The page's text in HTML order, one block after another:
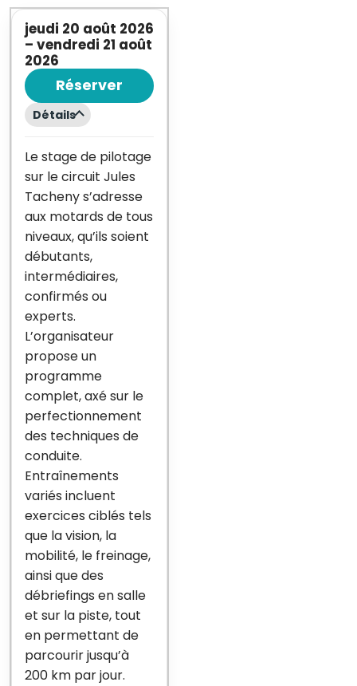
jeudi 20 août 2026
– vendredi 21 août
2026
Réserver
Détails
Le stage de pilotage
sur le circuit Jules
Tacheny s’adresse
aux motards de tous
niveaux, qu’ils soient
débutants,
intermédiaires,
confirmés ou
experts.
L’organisateur
propose un
programme
complet, axé sur le
perfectionnement
des techniques de
conduite.
Entraînements
variés incluent
exercices ciblés tels
que la vision, la
mobilité, le freinage,
ainsi que des
débriefings en salle
et sur la piste, tout
en permettant de
parcourir jusqu’à
200 km par jour.